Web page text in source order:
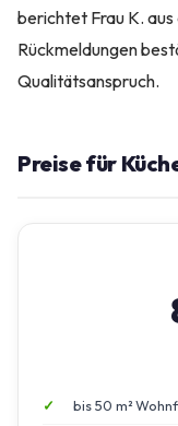
berichtet Frau K.
Rückmeldungen
Qualitätsanspruch.
Preise für
bis 50 m²